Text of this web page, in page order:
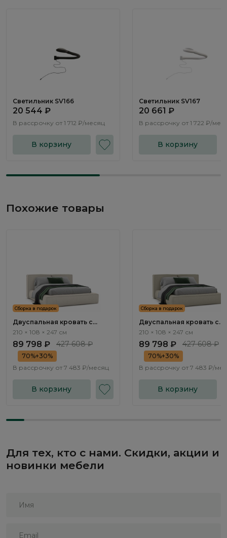
Светильник SV166
20 544 ₽
В рассрочку от 1 712 ₽/месяц
В корзину
Светильник SV167
20 661 ₽
В рассрочку от 1 722 ₽/
В корзину
Похожие товары
Сборка в подарок
Двуспальная кровать с
подъемным механизмом
NK263.01
210 × 108 × 247 см
89 798 ₽ 427 608 ₽
70%+30%
В рассрочку от 7 483 ₽/месяц
В корзину
Сборка в подарок
Двуспальная кровать с
подъемным механизмом
NK263.02
210 × 108 × 247 см
89 798 ₽ 427 608 ₽
70%+30%
В рассрочку от 7 483 ₽/
В корзину
Для тех, кто с нами. Скидки, акции и
новинки мебели